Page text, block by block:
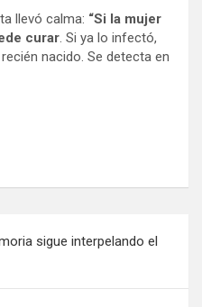
llevó calma: “Si la mujer
curar. Si ya lo infectó,
nacido. Se detecta en
sigue interpelando el